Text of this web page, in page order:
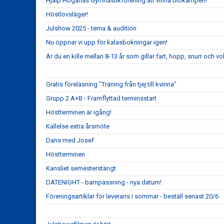
Höstlovsläger!
Julshow 2025 - tema & audition
Nu öppnar vi upp för kalasbokningar igen!
Är du en kille mellan 8-13 år som gillar fart, hopp, snurr och
Gratis föreläsning "Träning från tjej till kvinna"
Grupp 2 A+B - Framflyttad terminsstart
Höstterminen är igång!
Kallelse extra årsmöte
Dans med Josef
Höstterminen
Kansliet semesterstängt
DATENIGHT - barnpassning - nya datum!
Föreningsartiklar för leverans i sommar - beställ senast 20/6